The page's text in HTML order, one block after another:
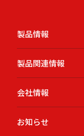
製品情報
製品関連情報
会社情報
お知らせ